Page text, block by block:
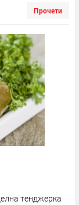
Прочети
тенджерка